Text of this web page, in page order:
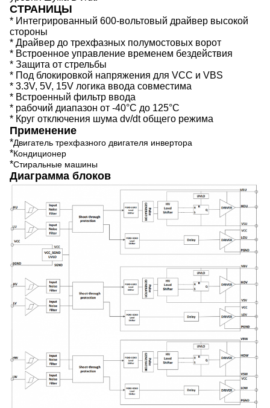
СТРАНИЦЫ
* Интегрированный 600-вольтовый драйвер высокой
стороны
* Драйвер до трехфазных полумостовых ворот
* Встроенное управление временем бездействия
* Защита от стрельбы
* Под блокировкой напряжения для VCC и VBS
* 3.3V, 5V, 15V логика ввода совместима
* Встроенный фильтр ввода
* рабочий диапазон от -40°C до 125°C
* Круг отключения шума dv/dt общего режима
Применение
*Двигатель трехфазного двигателя инвертора
*Кондиционер
*Стиральные машины
Диаграмма блоков